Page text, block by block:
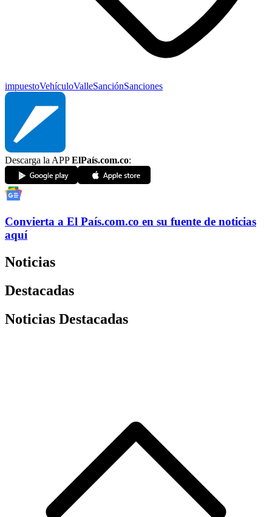
impuestoVehículoValleSanciónSanciones
Descarga la APPElPaís.com.co:
Convierta a El País.com.co en su fuente de noticias
aquí
Noticias
Destacadas
Noticias Destacadas